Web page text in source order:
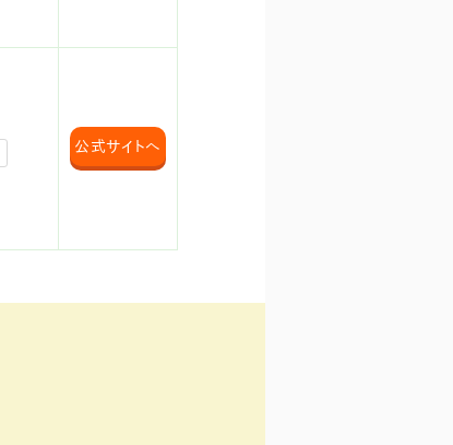
公式サイトへ